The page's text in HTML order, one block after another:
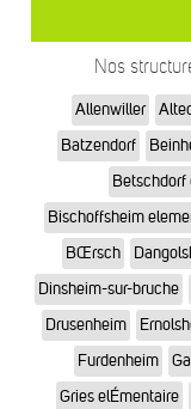
Nos
Allenwiller
Batzendorf
Betschdorf
Bischoffsheim
BŒrsch
Dinsheim-sur-bruche
Drusenheim
Furdenheim
Gries elÉmentaire